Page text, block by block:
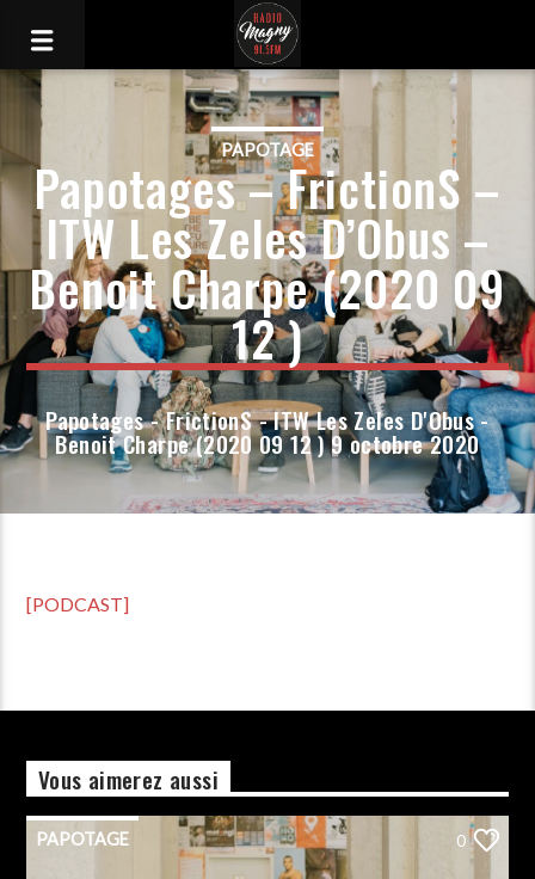
PAPOTAGE
Papotages – FrictionS –
ITW Les Zeles D’Obus –
Benoit Charpe (2020 09
12 )
Papotages - FrictionS - ITW Les Zeles D'Obus -
Benoit Charpe (2020 09 12 ) 9 octobre 2020
[PODCAST]
Vous aimerez aussi
PAPOTAGE 0